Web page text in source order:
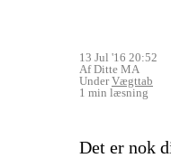
13 Jul '16 20:52
Af Ditte MA
UnderVægttab
1 min læsning
Det er nok